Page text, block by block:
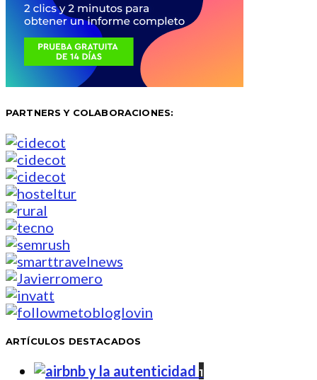
PARTNERS Y COLABORACIONES:
ARTÍCULOS DESTACADOS
1